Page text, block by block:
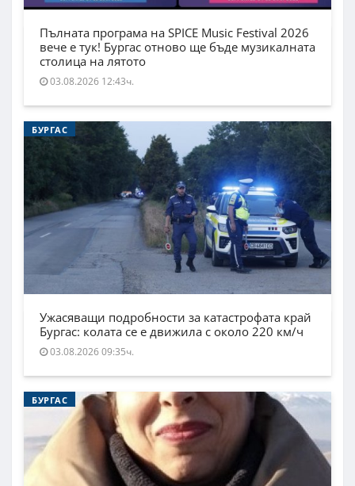
Пълната програма на SPICE Music Festival 2026
вече е тук! Бургас отново ще бъде музикалната
столица на лятото
03.08.2026 12:43ч.
БУРГАС
Ужасяващи подробности за катастрофата край
Бургас: колата се е движила с около 220 км/ч
03.08.2026 09:35ч.
БУРГАС